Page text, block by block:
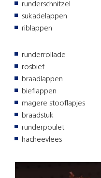
runderschnitzel
sukadelappen
riblappen
runderrollade
rosbief
braadlappen
bieflappen
magere stooflapjes
braadstuk
runderpoulet
hacheevlees